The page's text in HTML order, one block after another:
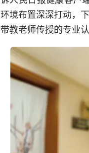
环境布置深深打动，
带教老师传授的专业